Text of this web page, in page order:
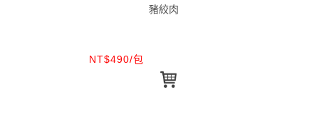
豬絞肉
NT$490/包